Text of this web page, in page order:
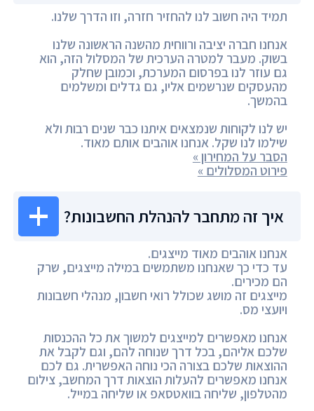
תמיד היה חשוב לנו להחזיר חזרה, וזו הדרך שלנו.
אנחנו חברה יציבה ורווחית מהשנה הראשונה שלנו
בשוק. מעבר למטרה הערכית של המסלול הזה, הוא
גם עוזר לנו בפרסום המערכת, וכמובן שחלק
מהעסקים שנרשמים אליו, גם גדלים ומשלמים
בהמשך.
יש לנו לקוחות שנמצאים איתנו כבר שנים רבות ולא
שילמו לנו שקל. אנחנו אוהבים אותם מאוד.
הסבר על המחירון »
פירוט המסלולים »
איך זה מתחבר להנהלת החשבונות?
אנחנו אוהבים מאוד מייצגים.
עד כדי כך שאנחנו משתמשים במילה מייצגים, שרק
הם מכירים.
מייצגים זה מושג שכולל רואי חשבון, מנהלי חשבונות
ויועצי מס.
אנחנו מאפשרים למייצגים למשוך את כל ההכנסות
שלכם אליהם, בכל דרך שנוחה להם, וגם לקבל את
ההוצאות שלכם בצורה הכי נוחה האפשרית. גם לכם
אנחנו מאפשרים להעלות הוצאות דרך המחשב, צילום
מהטלפון, שליחה בוואטסאפ או שליחה במייל.